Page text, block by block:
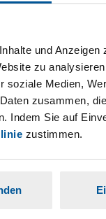
und
zu
soziale Medien,
zusammen,
Indem Sie auf
zustimmen.
der geeignete
Tätigkeit und